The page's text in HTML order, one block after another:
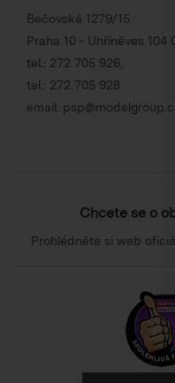
Bečovská 1279/15
Praha 10 - Uhříněves 104
tel.: 272 705 926
tel.: 272 705 928
email:
Chcete se o
Prohlédněte si web